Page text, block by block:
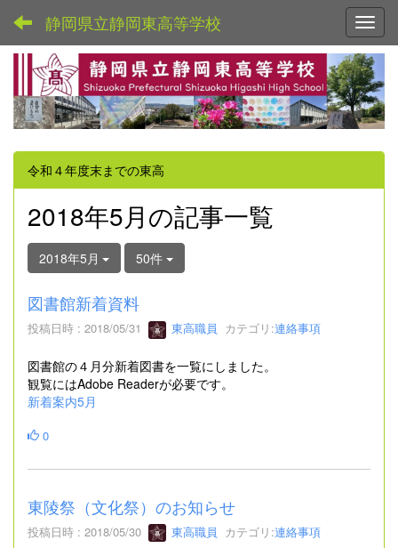
静岡県立静岡東高等学校
令和４年度末までの東高
2018年5月の記事一覧
2018年5月 50件
図書館新着資料
投稿日時 : 2018/05/31 東高職員 カテゴリ:連絡事項
図書館の４月分新着図書を一覧にしました。
観覧にはAdobe Readerが必要です。
新着案内5月
0
東陵祭（文化祭）のお知らせ
投稿日時 : 2018/05/30 東高職員 カテゴリ:連絡事項